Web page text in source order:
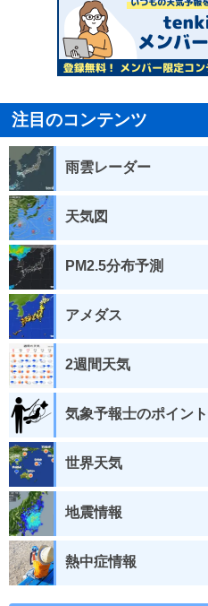
注目のコンテンツ
雨雲レーダー
天気図
PM2.5分布予測
アメダス
2週間天気
気象予報士のポイン
世界天気
地震情報
熱中症情報